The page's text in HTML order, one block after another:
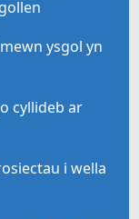
ysgol yn
cyllideb ar
i wella